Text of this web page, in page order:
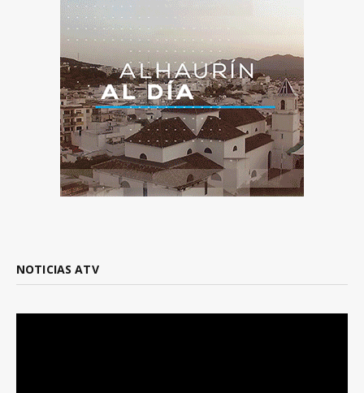
NOTICIAS ATV